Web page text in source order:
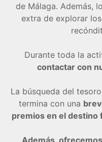
de Málaga. Además,
extra de explorar
Durante toda la
contactar con
La búsqueda del
termina con una
premios en el destino
Además,